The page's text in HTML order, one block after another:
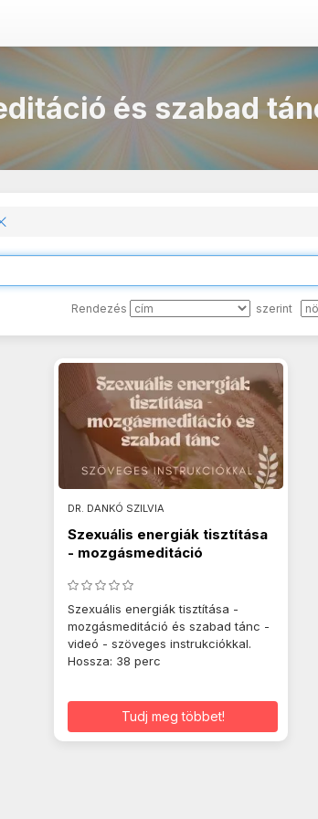
és szabad
Rendezés szerint
DR. DANKÓ SZILVIA
Szexuális energiák tisztítása
- mozgásmeditáció
Szexuális energiák tisztítása -
mozgásmeditáció és szabad tánc -
videó - szöveges instrukciókkal.
Hossza: 38 perc
Tudj meg többet!